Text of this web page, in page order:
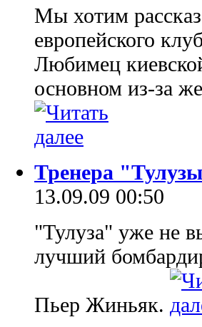
Мы хотим
европейского
Любимец
основном из-за
Тренера
13.09.09 00:50
"Тулуза" уже не
лучший
Пьер Жиньяк.